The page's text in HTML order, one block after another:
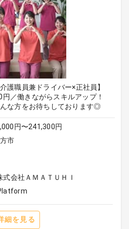
護職員兼ドライバー×正社員】
／働きながらスキルアップ！
んな方をお待ちしております◎
円〜241,300円
市
会社ＡＭＡＴＵＨＩ
細を見る